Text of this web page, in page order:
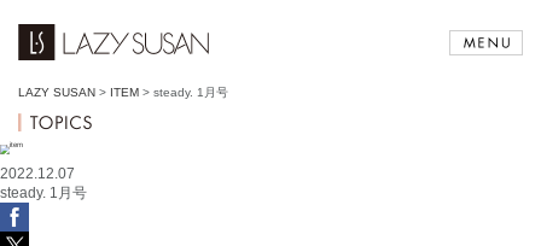
LAZY SUSAN > ITEM > steady. 1月号
2022.12.07
steady. 1月号